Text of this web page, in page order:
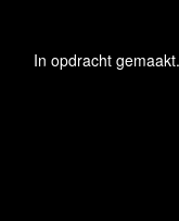
In opdracht gemaakt.